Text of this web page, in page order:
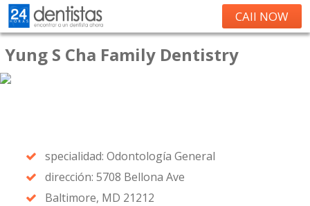
CAll NOW
Yung S Cha Family Dentistry
specialidad: Odontología General
dirección: 5708 Bellona Ave
Baltimore, MD 21212